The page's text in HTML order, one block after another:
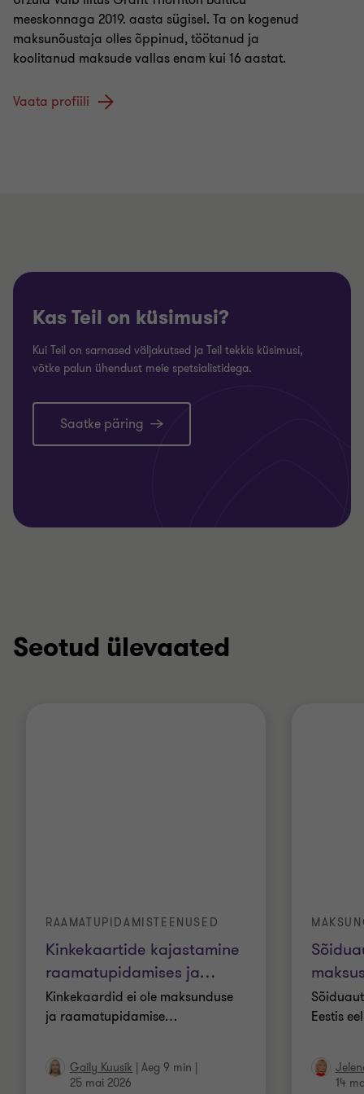
meeskonnaga 2019. aasta sügisel. Ta on kogenud
maksunõustaja olles õppinud, töötanud ja
koolitanud maksude vallas enam kui 16 aastat.
Vaata profiili
Kas Teil on küsimusi?
Kui Teil on sarnased väljakutsed ja Teil tekkis küsimusi,
võtke palun ühendust meie spetsialistidega.
Saatke päring
Seotud ülevaated
Kinkekaartide kajastamine
raamatupidamises ja…
RAAMATUPIDAMISTEENUSED
Kinkekaardid ei ole maksunduse
ja raamatupidamise…
Gaily Kuusik Aeg 9 min
25 mai 2026
Eestis
14